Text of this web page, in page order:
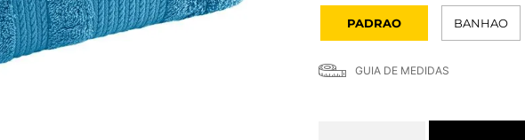
PADRAO BANHAO
GUIA DE MEDIDAS